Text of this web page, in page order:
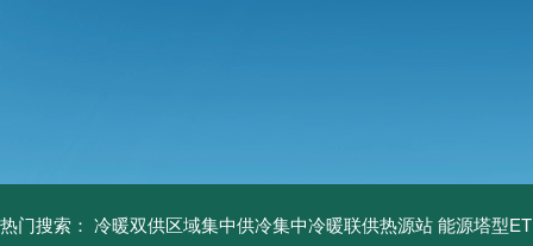
热门搜索： 冷暖双供区域集中供冷集中冷暖联供热源站 能源塔型